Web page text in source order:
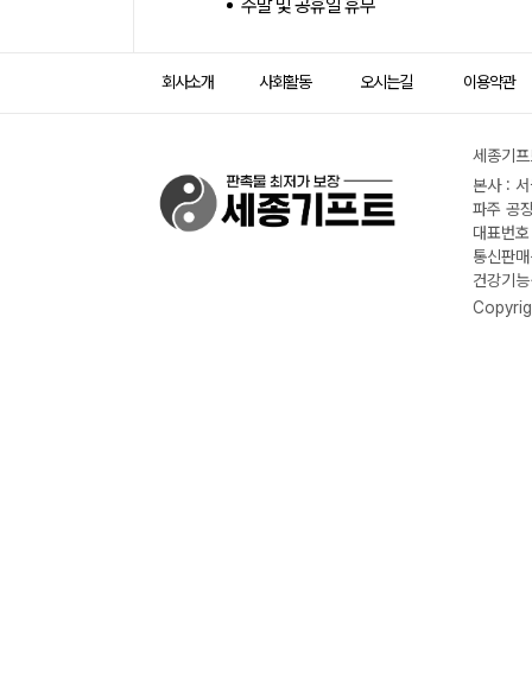
주말 및 공휴일 휴무
회사소개 사회활동 오시는길 이용약관
세종기
본사 :
파주 공
대표번
통신판
건강기